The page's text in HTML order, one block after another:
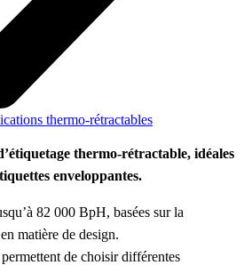
thermo-rétractables
thermo-rétractable, idéales
enveloppantes.
82 000 BpH, basées sur la
matière de design.
de choisir différentes